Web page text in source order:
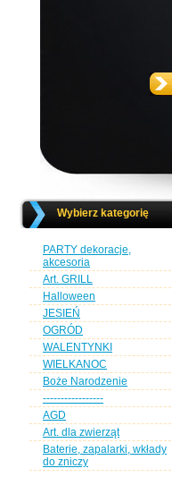
Wybierz kategorię
PARTY dekoracje,
akcesoria
Art. GRILL
Halloween
JESIEŃ
OGRÓD
WALENTYNKI
WIELKANOC
Boże Narodzenie
-----------------
AGD
Art. dla zwierząt
Baterie, zapalarki, wkłady
do zniczy